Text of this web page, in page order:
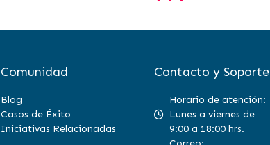
Comunidad
Blog
Casos de Éxito
Iniciativas Relacionadas
Contacto y Soporte
Horario de atención:
Lunes a viernes de
9:00 a 18:00 hrs.